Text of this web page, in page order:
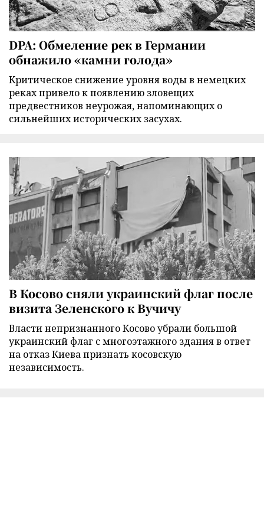
DPA: Обмеление рек в Германии
обнажило «камни голода»
Критическое снижение уровня воды в немецких
реках привело к появлению зловещих
предвестников неурожая, напоминающих о
сильнейших исторических засухах.
В Косово сняли украинский флаг после
визита Зеленского к Вучичу
Власти непризнанного Косово убрали большой
украинский флаг с многоэтажного здания в ответ
на отказ Киева признать косовскую
независимость.